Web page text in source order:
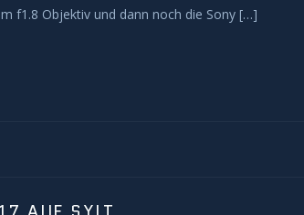
f1.8 Objektiv und dann noch die Sony […]